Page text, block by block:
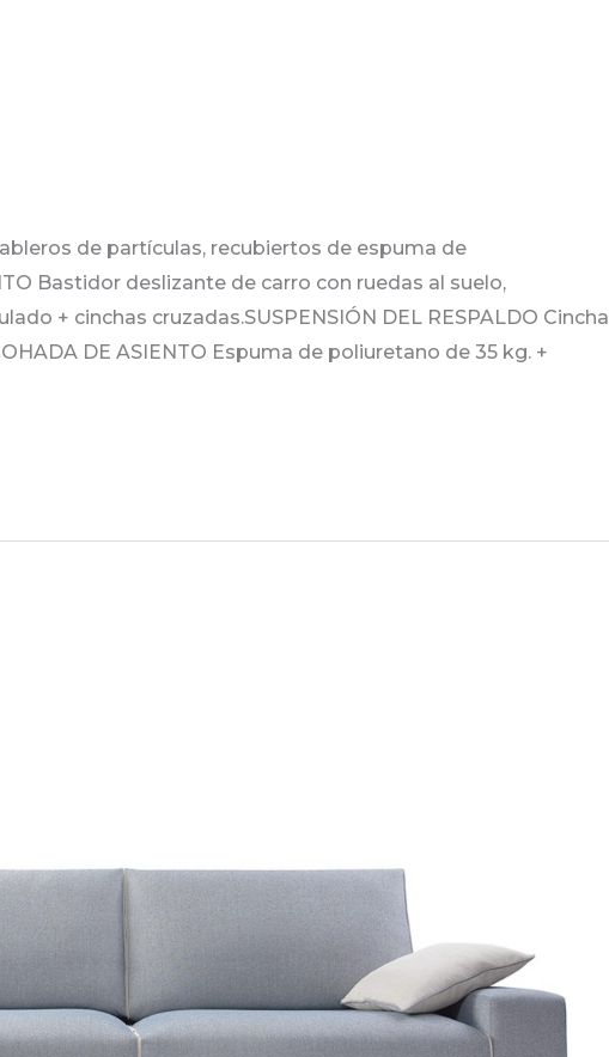
de partículas, recubiertos de espuma de
Bastidor deslizante de carro con ruedas al suelo,
+ cinchas cruzadas.SUSPENSIÓN DEL RESPALDO Cincha
DE ASIENTO Espuma de poliuretano de 35 kg. +